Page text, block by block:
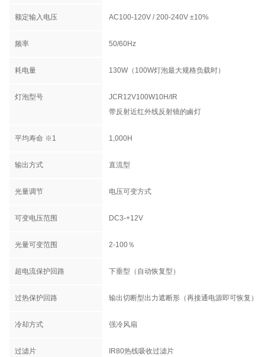
额定输入电压 AC100-120V / 200-240V ±10%
频率 50/60Hz
耗电量 130W（100W灯泡最大规格负载时）
灯泡型号
JCR12V100W10H/IR
带反射近红外线反射镜的鹵灯
平均寿命 ※1 1,000H
输出方式 直流型
光量调节 电压可变方式
可变电压范围 DC3-+12V
光量可变范围 2-100％
超电流保护回路 下垂型（自动恢复型）
过热保护回路 输出切断型出力遮断形（再接通电源即可恢复）
冷却方式 强冷风扇
过滤片 IR80热线吸收过滤片